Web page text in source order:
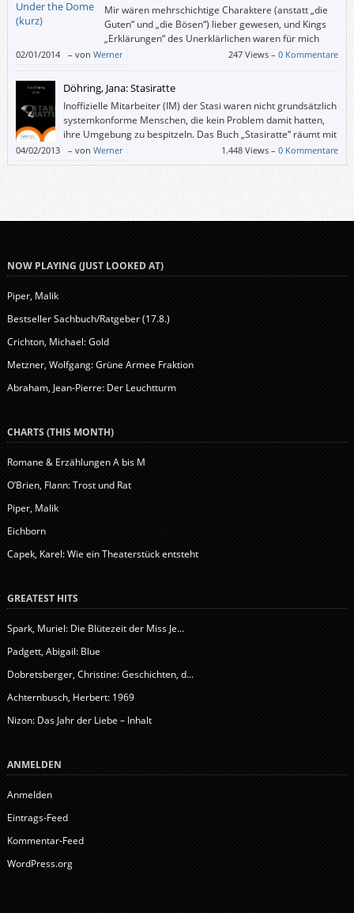
Mir wären mehrschichtige Charaktere (anstatt „die
Guten“ und „die Bösen“) lieber gewesen, und Kings
„Erklärungen“ des Unerklärlichen waren für mich
noch nie befriedigend.
02/01/2014 – von Werner 247 Views –0 Kommentare
Döhring, Jana: Stasiratte
Inoffizielle Mitarbeiter (IM) der Stasi waren nicht grundsätzlich
systemkonforme Menschen, die kein Problem damit hatten,
ihre Umgebung zu bespitzeln. Das Buch „Stasiratte“ räumt mit
diesem Vorurteil überzeugend auf.
04/02/2013 – von Werner 1.448 Views –0 Kommentare
NOW PLAYING (JUST LOOKED AT)
Piper, Malik
Bestseller Sachbuch/Ratgeber (17.8.)
Crichton, Michael: Gold
Metzner, Wolfgang: Grüne Armee Fraktion
Abraham, Jean-Pierre: Der Leuchtturm
CHARTS (THIS MONTH)
Romane & Erzählungen A bis M
O’Brien, Flann: Trost und Rat
Piper, Malik
Eichborn
Capek, Karel: Wie ein Theaterstück entsteht
GREATEST HITS
Spark, Muriel: Die Blütezeit der Miss Je...
Padgett, Abigail: Blue
Dobretsberger, Christine: Geschichten, d...
Achternbusch, Herbert: 1969
Nizon: Das Jahr der Liebe – Inhalt
ANMELDEN
Anmelden
Eintrags-Feed
Kommentar-Feed
WordPress.org